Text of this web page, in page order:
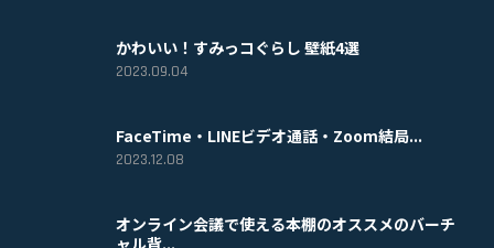
かわいい！すみっコぐらし 壁紙4選
2023.09.04
FaceTime・LINEビデオ通話・Zoom結局...
2023.12.08
オンライン会議で使える本棚のオススメのバーチ